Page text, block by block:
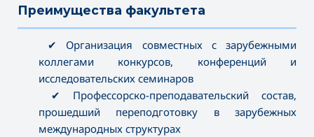
Преимущества факультета
✔ Организация совместных с зарубежными
коллегами конкурсов, конференций и
исследовательских семинаров
✔ Профессорско-преподавательский состав,
прошедший переподготовку в зарубежных
международных структурах